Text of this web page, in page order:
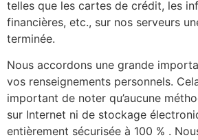
telles que les cartes de crédit, les
financières, etc., sur nos serveurs
terminée.
Nous accordons une grande
vos renseignements personnels.
important de noter qu’aucune
sur Internet ni de stockage
entièrement sécurisée à 100 % .